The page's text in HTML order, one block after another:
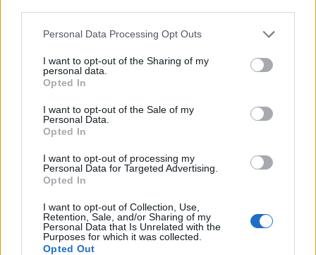
Please note that this website/app uses one or more Google
not limited to your visit or usage behaviour. You may click to
grant or deny consent to Google and its third-party tags to
use your data for below specified purposes in below Google
consent section.
Personal Data Processing Opt Outs
I want to opt-out of the Sharing of my
personal data.
Opted In
I want to opt-out of the Sale of my
Personal Data.
Opted In
I want to opt-out of processing my
Personal Data for Targeted Advertising.
Opted In
I want to opt-out of Collection, Use,
Retention, Sale, and/or Sharing of my
Personal Data that Is Unrelated with the
Purposes for which it was collected.
Opted Out